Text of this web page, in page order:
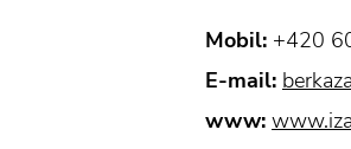
Mobil: +420
E-mail:
www: